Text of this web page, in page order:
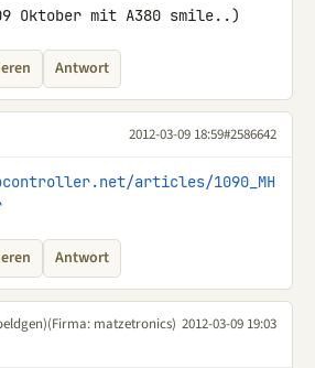
Oktober mit A380 smile..)
Antwort
2012-03-09 18:59#2586642
articles/1090_MH
Antwort
(Firma: matzetronics) 2012-03-09 19:03